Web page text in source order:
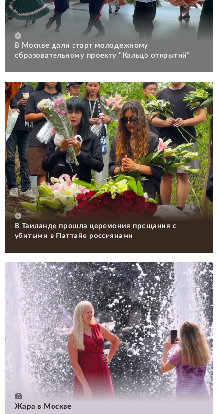
В Москве дали старт молодежному
образовательному проекту "Кольцо открытий"
В Таиланде прошла церемония прощания с
убитыми в Паттайе россиянами
Жара в Москве